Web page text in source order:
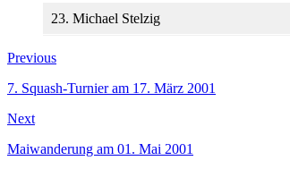
23. Michael Stelzig
Beitragsnavigation
PreviousPrevious
7. Squash-Turnier am 17. März 2001
NextNext
Maiwanderung am 01. Mai 2001